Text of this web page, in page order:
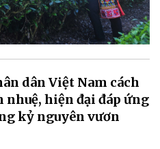
dân Việt Nam cách
hiện đại đáp ứng
kỷ nguyên vươn